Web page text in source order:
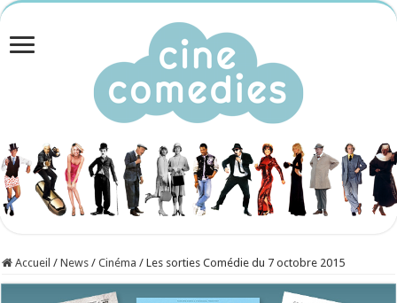
Accueil / News / Cinéma / Les sorties Comédie du 7 octobre 2015